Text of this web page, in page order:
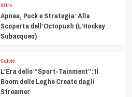
Altro
Apnea, Puck e Strategia: Alla
Scoperta dell’Octopush (L’Hockey
Subacqueo)
Calcio
L’Era dello “Sport-Tainment”: Il
Boom delle Leghe Create dagli
Streamer